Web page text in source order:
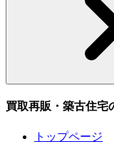
買取再販・築古住宅
トップページ